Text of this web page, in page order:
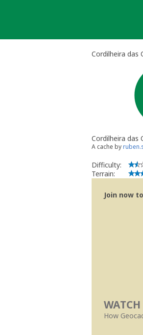
Cordilheira das
Cordilheira das
A cache by
Difficulty:
Terrain:
Join now
WATCH
How